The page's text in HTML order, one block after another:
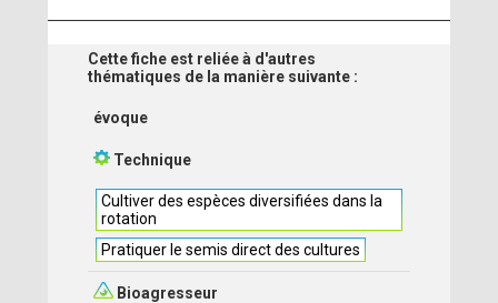
Cette fiche est reliée à d'autres
thématiques de la manière suivante :
évoque
Technique
Cultiver des espèces diversifiées dans la
rotation
Pratiquer le semis direct des cultures
Bioagresseur